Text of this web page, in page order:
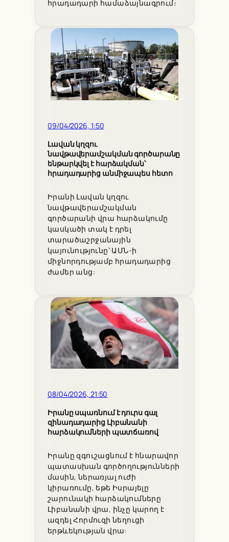
հրադադարի համաձայնագրում։
09/04/2026, 1:50
Լավան կղզու
նավթավերամշակման գործարանը
ենթարկվել է հարձակման՝
հրադադարից անմիջապես հետո
Իրանի Լավան կղզու
նավթավերամշակման
գործարանի վրա հարձակումը
կասկածի տակ է դրել
տարածաշրջանային
կայունությունը՝ ԱՄՆ-ի
միջնորդությամբ հրադադարից
ժամեր անց:
08/04/2026, 21:50
Իրանը սպառնում է դուրս գալ
զինադադարից Լիբանանի
հարձակումների պատճառով
Իրանը զգուշացնում է հնարավոր
պատասխան գործողությունների
մասին, ներառյալ ուժի
կիրառումը, եթե Իսրայելը
շարունակի հարձակումները
Լիբանանի վրա, ինչը կարող է
ազդել Հորմուզի նեղուցի
երթևեկության վրա: